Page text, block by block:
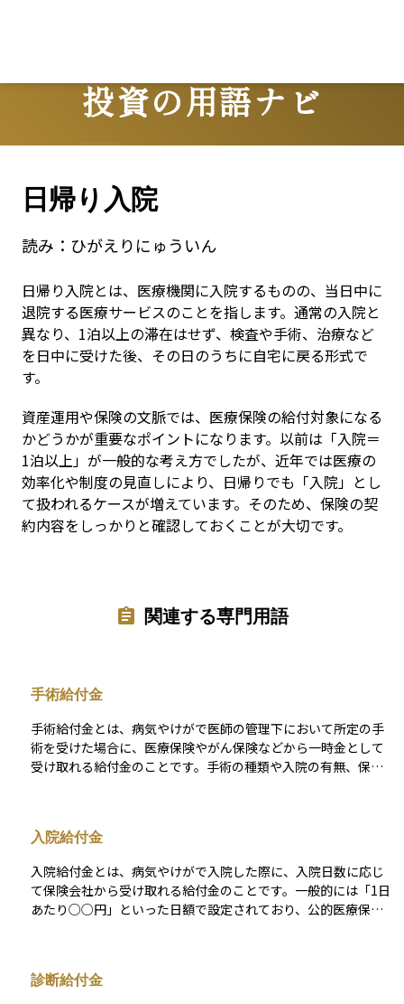
投資の用語ナビ
Terms
日帰り入院
読み： ひがえりにゅういん
日帰り入院とは、医療機関に入院するものの、当日中に
退院する医療サービスのことを指します。通常の入院と
異なり、1泊以上の滞在はせず、検査や手術、治療など
を日中に受けた後、その日のうちに自宅に戻る形式で
す。
資産運用や保険の文脈では、医療保険の給付対象になる
かどうかが重要なポイントになります。以前は「入院＝
1泊以上」が一般的な考え方でしたが、近年では医療の
効率化や制度の見直しにより、日帰りでも「入院」とし
て扱われるケースが増えています。そのため、保険の契
約内容をしっかりと確認しておくことが大切です。
関連する専門用語
手術給付金
手術給付金とは、病気やけがで医師の管理下において所定の手
術を受けた場合に、医療保険やがん保険などから一時金として
受け取れる給付金のことです。手術の種類や入院の有無、保険
手術関連費用や術後の生活費を早期に確保できるため、家計へ
の負担軽減に役立ちます。ただし、対象となる手術の範囲や給
付回数、同一部位の再手術に関する待機期間などは保険ごとに
条件が異なるため、約款を確認したうえで保障内容を選ぶこと
が大切です。
入院給付金
入院給付金とは、病気やけがで入院した際に、入院日数に応じ
て保険会社から受け取れる給付金のことです。一般的には「1日
あたり○○円」といった日額で設定されており、公的医療保険
際はこれらの条件を確認することが大切です。
診断給付金